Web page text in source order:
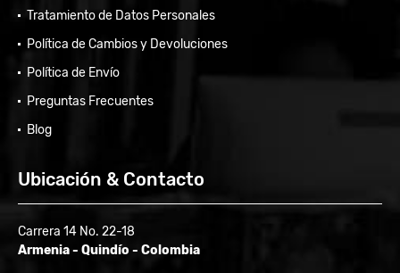
Tratamiento de Datos Personales
Política de Cambios y Devoluciones
Política de Envío
Preguntas Frecuentes
Blog
Ubicación & Contacto
Carrera 14 No. 22-18
Armenia - Quindío - Colombia